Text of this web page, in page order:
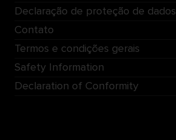
Declaração de proteção de dados
Contato
Termos e condições gerais
Safety Information
Declaration of Conformity